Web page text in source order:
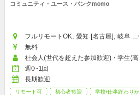
コミュニティ・ユース・バンクmomo
フルリモートOK, 愛知 [名古屋], 岐阜 ...
無料
社会人(世代を超えた参加歓迎)・学生(
週0~1回
長期歓迎
リモート可 初心者歓迎 学校/仕事終わり